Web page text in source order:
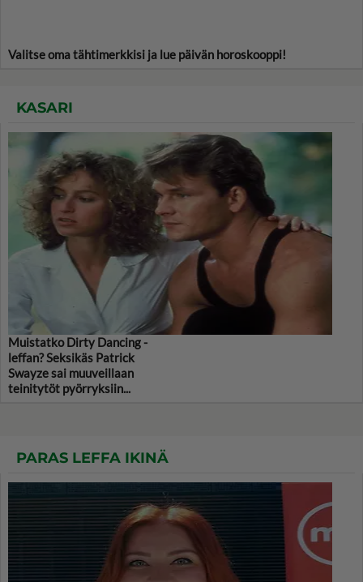
Valitse oma tähtimerkkisi ja lue päivän horoskooppi!
KASARI
Muistatko Dirty Dancing -
leffan? Seksikäs Patrick
Swayze sai muuveillaan
teinitytöt pyörryksiin...
PARAS LEFFA IKINÄ